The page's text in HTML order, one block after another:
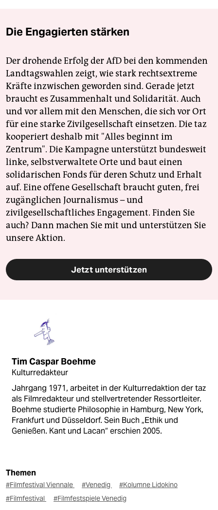
Die Engagierten stärken
Der drohende Erfolg der AfD bei den kommenden
Landtagswahlen zeigt, wie stark rechtsextreme
Kräfte inzwischen geworden sind. Gerade jetzt
braucht es Zusammenhalt und Solidarität. Auch
und vor allem mit den Menschen, die sich vor Ort
für eine starke Zivilgesellschaft einsetzen. Die taz
kooperiert deshalb mit "Alles beginnt im
Zentrum". Die Kampagne unterstützt bundesweit
linke, selbstverwaltete Orte und baut einen
solidarischen Fonds für deren Schutz und Erhalt
auf. Eine offene Gesellschaft braucht guten, frei
zugänglichen Journalismus – und
zivilgesellschaftliches Engagement. Finden Sie
auch? Dann machen Sie mit und unterstützen Sie
unsere Aktion.
Jetzt unterstützen
Tim Caspar Boehme
Kulturredakteur
Jahrgang 1971, arbeitet in der Kulturredaktion der taz
als Filmredakteur und stellvertretender Ressortleiter.
Boehme studierte Philosophie in Hamburg, New York,
Frankfurt und Düsseldorf. Sein Buch „Ethik und
Genießen. Kant und Lacan“ erschien 2005.
Themen
#Filmfestival Viennale #Venedig
#Kolumne Lidokino
#Filmfestival
#Filmfestspiele Venedig